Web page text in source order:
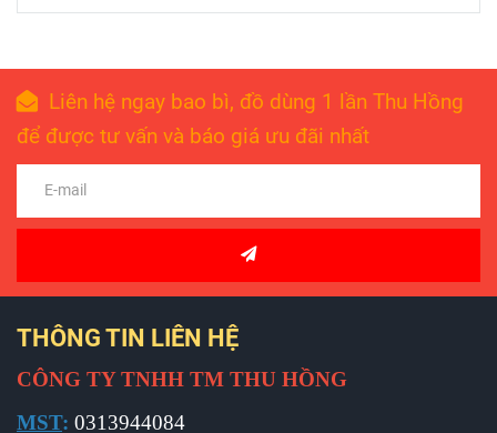
Liên hệ ngay bao bì, đồ dùng 1 lần Thu Hồng
để được tư vấn và báo giá ưu đãi nhất
THÔNG TIN LIÊN HỆ
CÔNG TY TNHH TM THU HỒNG
MST: 0313944084